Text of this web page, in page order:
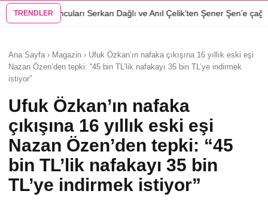
TRENDLER
Serkan Dağlı ve Anıl Çelik’ten Şener Şen’e çağrı• Özcan Deniz:
Ana Sayfa › Magazin › Ufuk Özkan’ın nafaka çıkışına 16 yıllık eski eşi
Nazan Özen’den tepki: “45 bin TL’lik nafakayı 35 bin TL’ye indirmek
istiyor”
Ufuk Özkan’ın nafaka
çıkışına 16 yıllık eski eşi
Nazan Özen’den tepki: “45
bin TL’lik nafakayı 35 bin
TL’ye indirmek istiyor”